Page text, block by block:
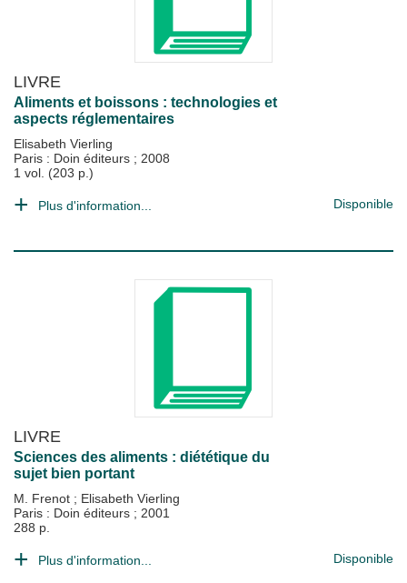
LIVRE
Aliments et boissons : technologies et
aspects réglementaires
Elisabeth Vierling
Paris : Doin éditeurs ; 2008
1 vol. (203 p.)
Plus d'information... Disponible
LIVRE
Sciences des aliments : diététique du
sujet bien portant
M. Frenot ; Elisabeth Vierling
Paris : Doin éditeurs ; 2001
288 p.
Plus d'information... Disponible